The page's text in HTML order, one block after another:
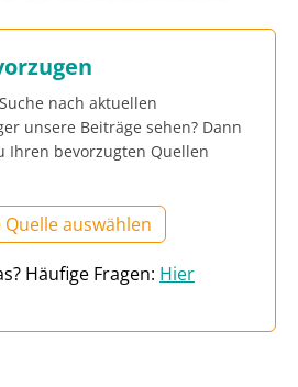
nach aktuellen
unsere Beiträge sehen? Dann
Ihren bevorzugten Quellen
auswählen
Häufige Fragen: Hier